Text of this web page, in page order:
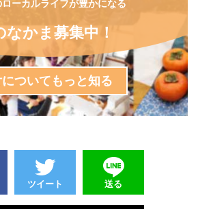
ーカルライフが豊かになる
なかま募集中！
ついてもっと知る
ツイート 送る